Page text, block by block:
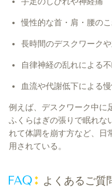
慢性的な首・肩・腰のこ
長時間のデスクワーク
自律神経の乱れによる
血流や代謝低下による
例えば、デスクワーク中に
ふくらはぎの張りで眠れな
れて体調を崩す方など、日
用されている。
よくあるご質